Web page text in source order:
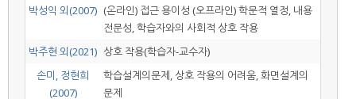
박성익 외(2007) (온라인) 접근 용이성 (오프라인) 학문적 열정, 내용
전문성, 학습자와의 사회적 상호 작용
박주현 외(2021) 상호 작용(학습자-교수자)
손미, 정현희
(2007)
학습설계의문제, 상호 작용의 어려움, 화면설계의
문제